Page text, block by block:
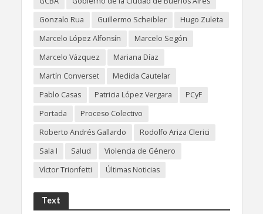
Gonzalo Rua
Guillermo Scheibler
Hugo Zuleta
Marcelo López Alfonsín
Marcelo Segón
Marcelo Vázquez
Mariana Díaz
Martín Converset
Medida Cautelar
Pablo Casas
Patricia López Vergara
PCyF
Portada
Proceso Colectivo
Roberto Andrés Gallardo
Rodolfo Ariza Clerici
Sala I
Salud
Violencia de Género
Víctor Trionfetti
Últimas Noticias
Text